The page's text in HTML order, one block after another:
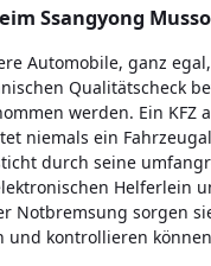
Ssangyong
Automobile, ganz
Qualitätscheck
werden. Ein KFZ
niemals ein
durch seine
Helferlein
Notbremsung sorgen
kontrollieren